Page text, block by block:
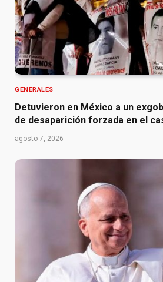
GENERALES
Detuvieron en México a un
de desaparición forzada en el
agosto 7, 2026